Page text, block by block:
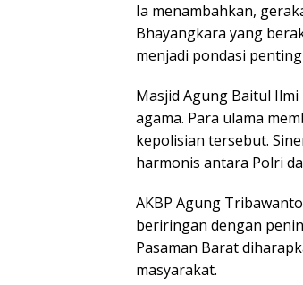
Ia menambahkan,
Bhayangkara yang
menjadi pondasi
Masjid Agung Baitul
agama. Para ulama
kepolisian tersebut.
harmonis antara Polri
AKBP Agung
beriringan dengan
Pasaman Barat
masyarakat.